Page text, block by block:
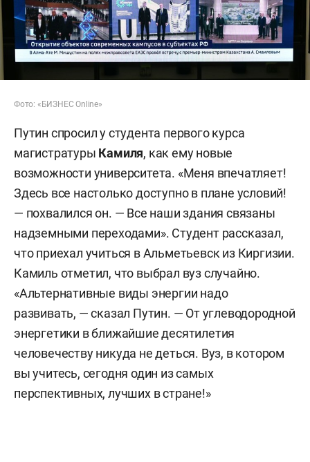
Фото: «БИЗНЕС Online»
Путин спросил у студента первого курса
магистратуры Камиля, как ему новые
возможности университета. «Меня впечатляет!
Здесь все настолько доступно в плане условий!
— похвалился он. — Все наши здания связаны
надземными переходами». Студент рассказал,
что приехал учиться в Альметьевск из Киргизии.
Камиль отметил, что выбрал вуз случайно.
«Альтернативные виды энергии надо
развивать, — сказал Путин. — От углеводородной
энергетики в ближайшие десятилетия
человечеству никуда не деться. Вуз, в котором
вы учитесь, сегодня один из самых
перспективных, лучших в стране!»